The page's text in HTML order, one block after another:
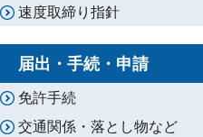
速度取締り指針
届出・手続・申請
免許手続
交通関係・落とし物など